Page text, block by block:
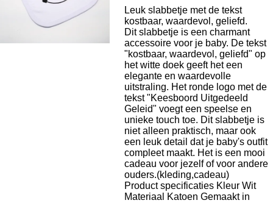
Leuk slabbetje met de tekst
kostbaar, waardevol, geliefd.
Dit slabbetje is een charmant
accessoire voor je baby. De tekst
"kostbaar, waardevol, geliefd" op
het witte doek geeft het een
elegante en waardevolle
uitstraling. Het ronde logo met de
tekst "Keesboord Uitgedeeld
Geleid" voegt een speelse en
unieke touch toe. Dit slabbetje is
niet alleen praktisch, maar ook
een leuk detail dat je baby's outfit
compleet maakt. Het is een mooi
cadeau voor jezelf of voor andere
ouders.(kleding,cadeau)
Product specificaties Kleur Wit
Materiaal Katoen Gemaakt in